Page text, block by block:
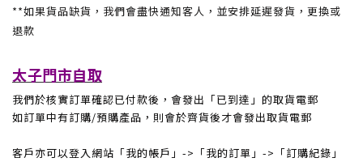
**如果貨品缺貨，我們會盡快通知客人，並安排延遲發貨，更換或
退款
太子門市自取
我們於核實訂單確認已付款後， 會發出「已到達」的取貨電郵
如訂單中有訂購/預購產品，則會於齊貨後才會發出取貨電郵
客戶亦可以登入網站「我的帳戶」 -> 「我的訂單」 -> 「訂購紀錄」